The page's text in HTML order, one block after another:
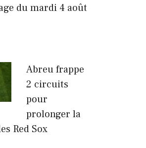
du mardi 4 août
Abreu frappe
2 circuits
pour
prolonger la
Red Sox